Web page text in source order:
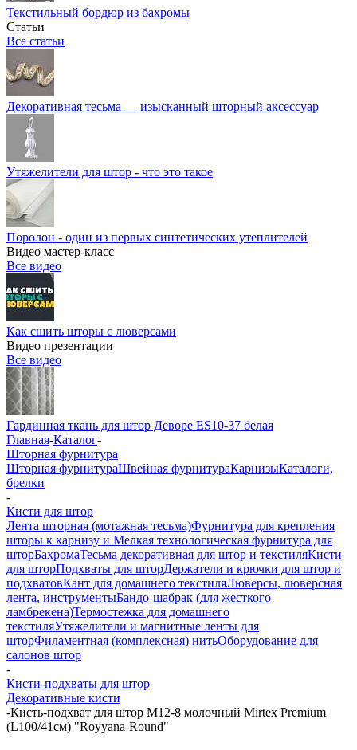
Текстильный бордюр из бахромы
Статьи
Все статьи
Декоративная тесьма — изысканный шторный аксессуар
Утяжелители для штор - что это такое
Поролон - один из первых синтетических утеплителей
Видео мастер-класс
Все видео
Как сшить шторы с люверсами
Видео презентации
Все видео
Гардинная ткань для штор Деворе ES10-37 белая
Главная-Каталог-
Шторная фурнитура
Шторная фурнитураШвейная фурнитураКарнизыКаталоги,
брелки
-
Кисти для штор
Лента шторная (мотажная тесьма)Фурнитура для крепления
шторы к карнизу и Мелкая технологическая фурнитура для
шторБахромаТесьма декоративная для штор и текстиляКисти
для шторПодхваты для шторДержатели и крючки для штор и
подхватовКант для домашнего текстиляЛюверсы, люверсная
лента, инструментыБандо-шабрак (для жесткого
ламбрекена)Термостежка для домашнего
текстиляУтяжелители и магнитные ленты для
шторФиламентная (комплексная) нитьОборудование для
салонов штор
-
Кисти-подхваты для штор
Декоративные кисти
-Кисть-подхват для штор M12-8 молочный Mirtex Premium
(L100/41см) "Royyana-Round"